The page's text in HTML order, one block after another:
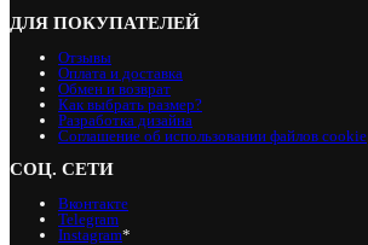
ДЛЯ ПОКУПАТЕЛЕЙ
Отзывы
Оплата и доставка
Обмен и возврат
Как выбрать размер?
Разработка дизайна
Соглашение об использовании файлов cookie
СОЦ. СЕТИ
Вконтакте
Telegram
Instagram*